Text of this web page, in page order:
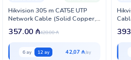
Kompakt 1U dizaynı (315×242×45 mm) və
ilə cihaz həm qənaətcil, həm də praktikdir.
obyektləri üçün ideal və etibarlı
Hikvision 305 m CAT5E UTP
Network Cable (Solid Copper,
0.5 mm, CM) (DS-1LN5E-S)
428.00₼
357.00 ₼
6 ay 12 ay 42,07 ₼